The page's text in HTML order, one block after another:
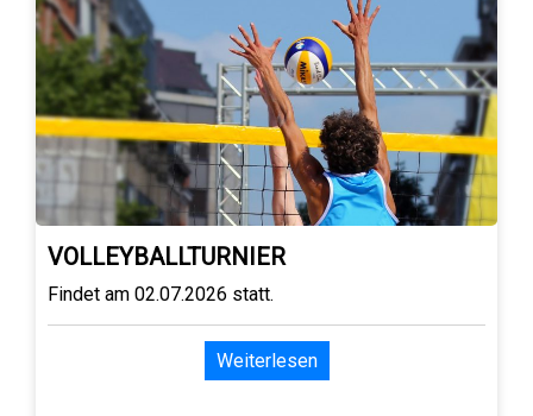
VOLLEYBALLTURNIER
Findet am 02.07.2026 statt.
Weiterlesen